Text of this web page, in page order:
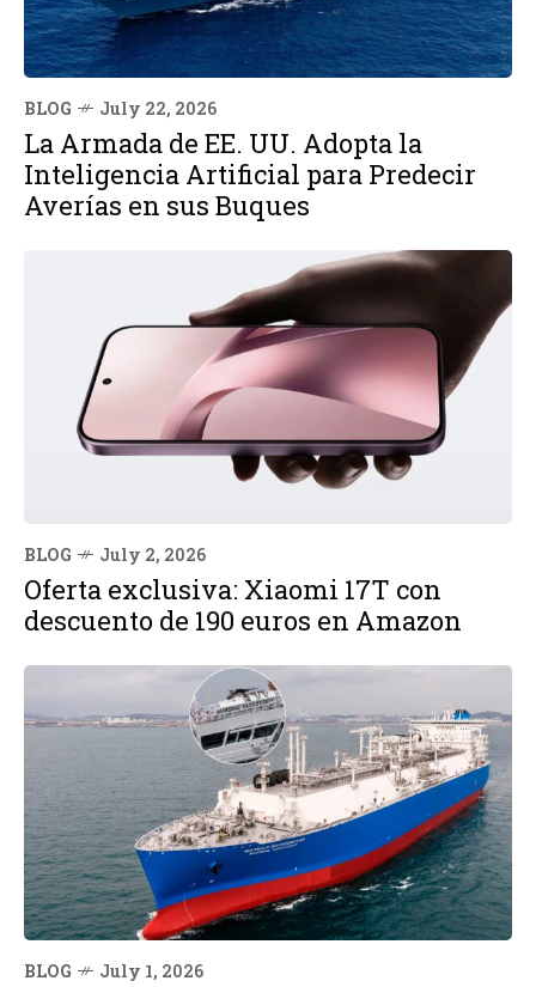
BLOG July 22, 2026
La Armada de EE. UU. Adopta la
Inteligencia Artificial para Predecir
Averías en sus Buques
BLOG July 2, 2026
Oferta exclusiva: Xiaomi 17T con
descuento de 190 euros en Amazon
BLOG July 1, 2026